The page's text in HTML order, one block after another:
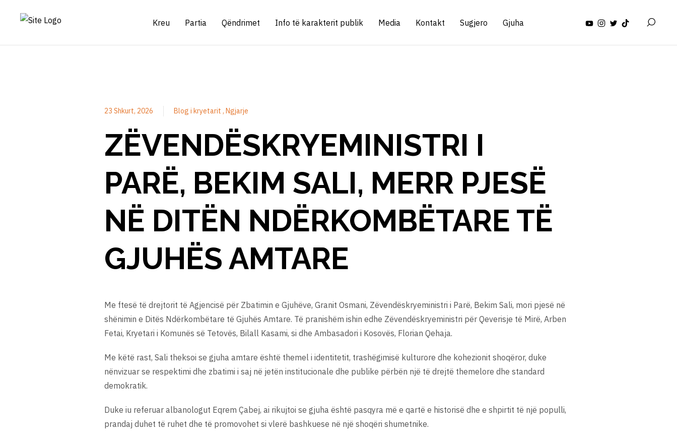
Kreu Partia Qëndrimet Info të karakterit publik Media Kontakt Sugjero Gjuha
23 Shkurt, 2026 Blog i kryetarit Ngjarje
ZËVENDËSKRYEMINISTRI I
PARË, BEKIM SALI, MERR PJESË
NË DITËN NDËRKOMBËTARE TË
GJUHËS AMTARE
Me ftesë të drejtorit të Agjencisë për Zbatimin e Gjuhëve, Granit Osmani, Zëvendëskryeministri i Parë, Bekim Sali, mori pjesë në
shënimin e Ditës Ndërkombëtare të Gjuhës Amtare. Të pranishëm ishin edhe Zëvendëskryeministri për Qeverisje të Mirë, Arben
Fetai, Kryetari i Komunës së Tetovës, Bilall Kasami, si dhe Ambasadori i Kosovës, Florian Qehaja.
Me këtë rast, Sali theksoi se gjuha amtare është themel i identitetit, trashëgimisë kulturore dhe kohezionit shoqëror, duke
nënvizuar se respektimi dhe zbatimi i saj në jetën institucionale dhe publike përbën një të drejtë themelore dhe standard
demokratik.
Duke iu referuar albanologut Eqrem Çabej, ai rikujtoi se gjuha është pasqyra më e qartë e historisë dhe e shpirtit të një populli,
prandaj duhet të ruhet dhe të promovohet si vlerë bashkuese në një shoqëri shumetnike.